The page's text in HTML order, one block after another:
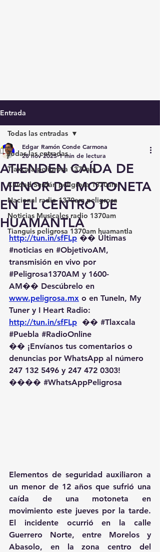
Entrada
Todas las entradas
Tlaxcala peligrosa 1370am
Ciudad Serdán peligrosa 1370am
Nacional radio 1370am peligrosa
Noticias Musicales radio 1370am
Tianguis peligrosa 1370am huamantla
Todas las entradas
ATIENDEN CAÍDA DE
MENOR DE MOTONETA
EN EL CENTRO DE
HUAMANTLA
Edgar Ramón Conde Carmona
28 nov 2025 1 min de lectura
http://tun.in/sfFLp �� Últimas
#noticias en #ObjetivoAM,
transmisión en vivo por
#Peligrosa1370AM y 1600-
AM��️ Descúbrelo en
www.peligrosa.mx o en TuneIn, My
Tuner y I Heart Radio:
http://tun.in/sfFLp �� #Tlaxcala
#Puebla #RadioOnline
�� ¡Envíanos tus comentarios o
denuncias por WhatsApp al número
247 132 5496 y 247 472 0303!
��️�� #WhatsAppPeligrosa
Elementos de seguridad auxiliaron a
un menor de 12 años que sufrió una
caída de una motoneta en
movimiento este jueves por la tarde.
El incidente ocurrió en la calle
Guerrero Norte, entre Morelos y
Abasolo, en la zona centro del